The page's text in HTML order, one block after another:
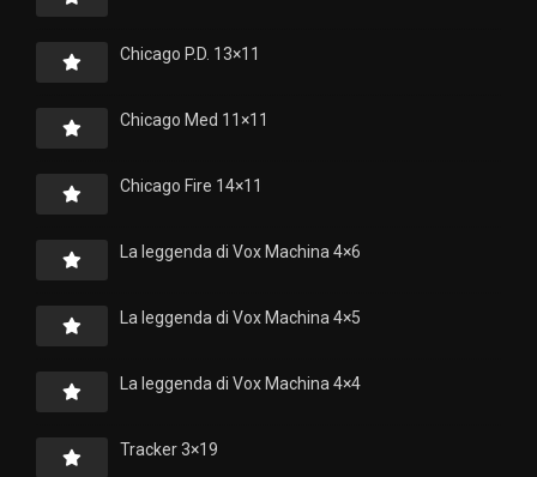
Chicago P.D. 13×11
Chicago Med 11×11
Chicago Fire 14×11
La leggenda di Vox Machina 4×6
La leggenda di Vox Machina 4×5
La leggenda di Vox Machina 4×4
Tracker 3×19